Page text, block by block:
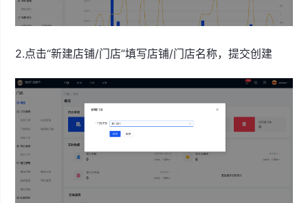
2.点击“新建店铺/门店”填写店铺/门店名称，提交创建